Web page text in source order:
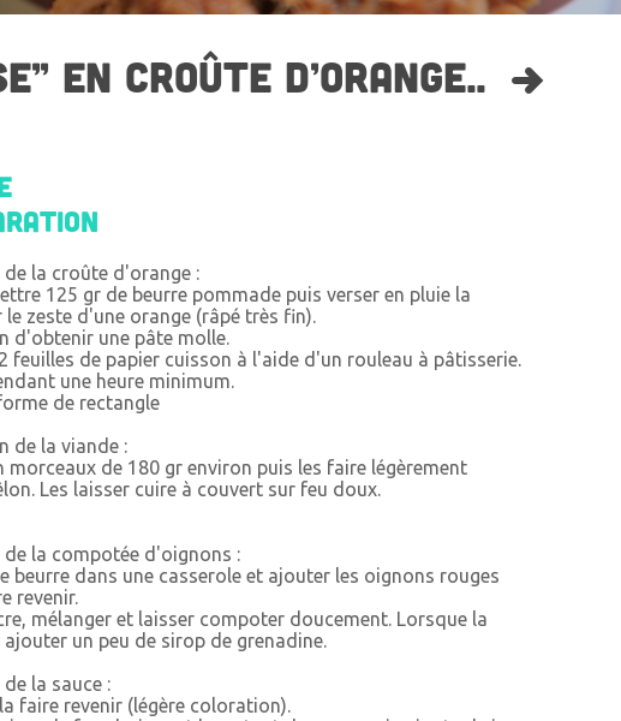
EN CROÛTE D’ORANGE..
la croûte d'orange :
125 gr de beurre pommade puis verser en pluie la
zeste d'une orange (râpé très fin).
d'obtenir une pâte molle.
feuilles de papier cuisson à l'aide d'un rouleau à pâtisserie.
une heure minimum.
de rectangle
de la viande :
morceaux de 180 gr environ puis les faire légèrement
Les laisser cuire à couvert sur feu doux.
la compotée d'oignons :
beurre dans une casserole et ajouter les oignons rouges
revenir.
mélanger et laisser compoter doucement. Lorsque la
un peu de sirop de grenadine.
la sauce :
faire revenir (légère coloration).